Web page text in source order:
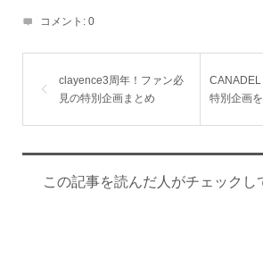
コメント: 0
clayence3周年！ファン必
見の特別企画まとめ
特別企画
この記事を読んだ人がチェックし